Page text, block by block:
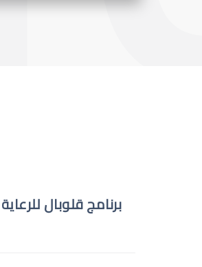
برنامج قلوبال